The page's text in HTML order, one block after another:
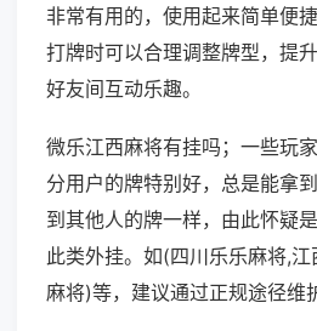
非常有用的，使用起来简单便
打牌时可以合理调整牌型，提
好友间互动乐趣。
微乐江西麻将有挂吗；一些玩
分用户的牌特别好，总是能拿
到其他人的牌一样，由此怀疑
此类外挂。如(四川乐乐麻将,
麻将)等，建议通过正规途径维